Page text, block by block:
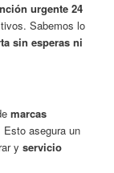
urgente 24
Sabemos lo
sin esperas ni
marcas
asegura un
yservicio